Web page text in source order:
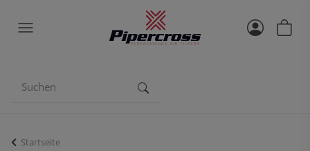
Startseite